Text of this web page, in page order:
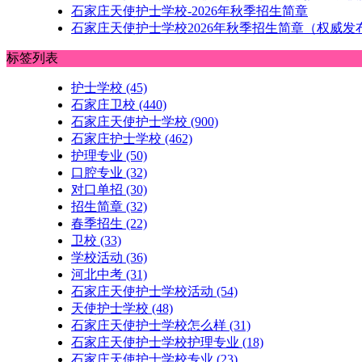
石家庄天使护士学校-2026年秋季招生简章
石家庄天使护士学校2026年秋季招生简章（权威发
标签列表
护士学校 (45)
石家庄卫校 (440)
石家庄天使护士学校 (900)
石家庄护士学校 (462)
护理专业 (50)
口腔专业 (32)
对口单招 (30)
招生简章 (32)
春季招生 (22)
卫校 (33)
学校活动 (36)
河北中考 (31)
石家庄天使护士学校活动 (54)
天使护士学校 (48)
石家庄天使护士学校怎么样 (31)
石家庄天使护士学校护理专业 (18)
石家庄天使护士学校专业 (23)